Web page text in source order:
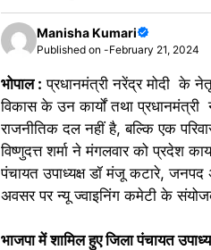
Manisha Kumari
Published on -February 21, 2024
भोपाल : प्रधानमंत्री नरेंद्र मोदी के
विकास के उन कार्यों तथा
राजनीतिक दल नहीं है, बल्कि एक
विष्णुदत्त शर्मा ने मंगलवार को प्रदेश
पंचायत उपाध्यक्ष डॉ मंजू कटारे,
अवसर पर न्यू ज्वाइनिंग कमेटी के
भाजपा में शामिल हुए जिला पंचायत